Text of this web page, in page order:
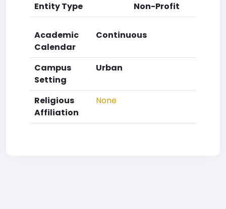
Entity Type
Non-Profit
Academic
Calendar
Continuous
Campus
Setting
Urban
Religious
Affiliation
None